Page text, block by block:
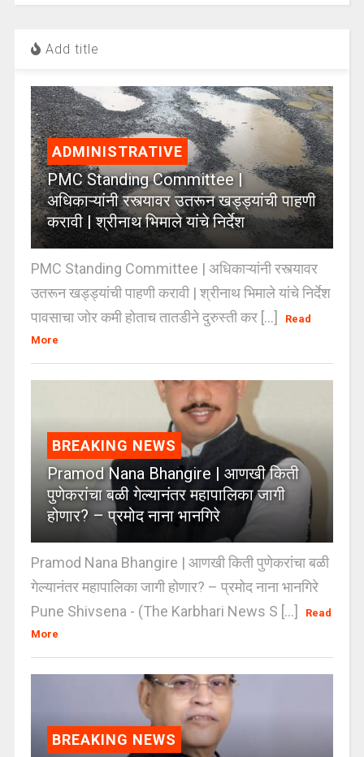
Add title
ADMINISTRATIVE
PMC Standing Committee |
अधिकाऱ्यांनी रस्त्यावर उतरून खड्ड्यांची पाहणी
करावी | श्रीनाथ भिमाले यांचे निर्देश
PMC Standing Committee | अधिकाऱ्यांनी रस्त्यावर
उतरून खड्ड्यांची पाहणी करावी | श्रीनाथ भिमाले यांचे निर्देश
पावसाचा जोर कमी होताच तातडीने दुरुस्ती कर [...]
Read
More
BREAKING NEWS
Pramod Nana Bhangire | आणखी किती
पुणेकरांचा बळी गेल्यानंतर महापालिका जागी
होणार? – प्रमोद नाना भानगिरे
Pramod Nana Bhangire | आणखी किती पुणेकरांचा बळी
गेल्यानंतर महापालिका जागी होणार? – प्रमोद नाना भानगिरे
Pune Shivsena - (The Karbhari News S [...]
Read
More
BREAKING NEWS